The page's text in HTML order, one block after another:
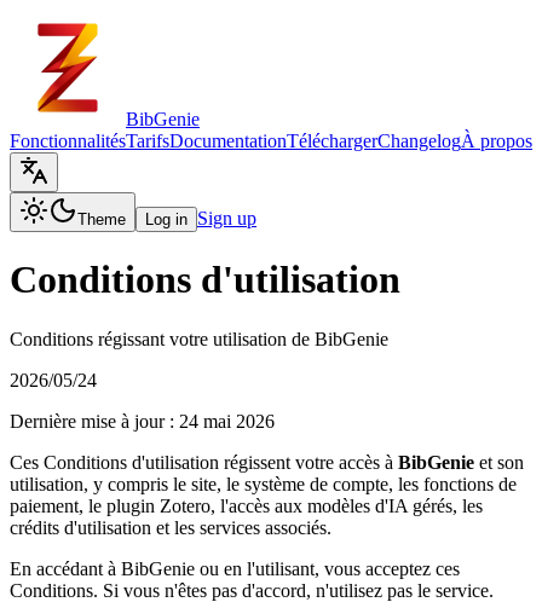
BibGenie
FonctionnalitésTarifsDocumentationTéléchargerChangelogÀ propos
Theme Log in Sign up
Conditions d'utilisation
Conditions régissant votre utilisation de BibGenie
2026/05/24
Dernière mise à jour : 24 mai 2026
Ces Conditions d'utilisation régissent votre accès à BibGenie et son
utilisation, y compris le site, le système de compte, les fonctions de
paiement, le plugin Zotero, l'accès aux modèles d'IA gérés, les
crédits d'utilisation et les services associés.
En accédant à BibGenie ou en l'utilisant, vous acceptez ces
Conditions. Si vous n'êtes pas d'accord, n'utilisez pas le service.